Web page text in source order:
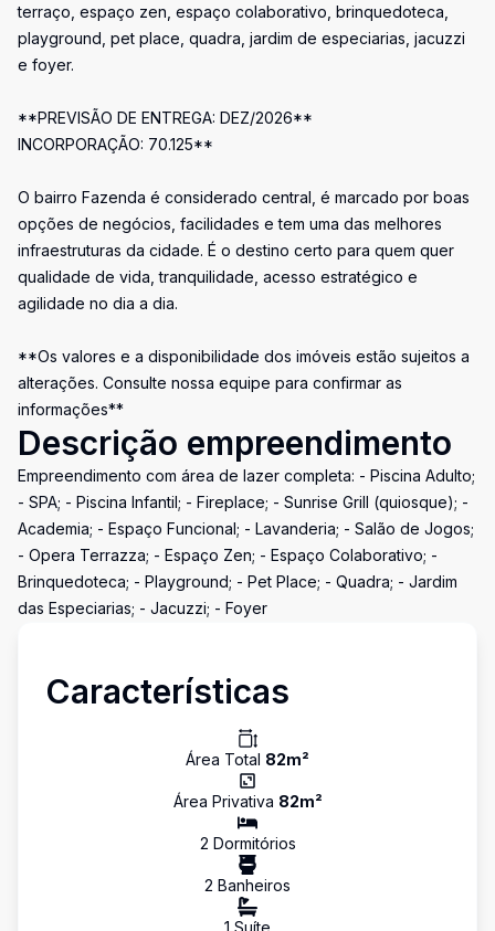
terraço, espaço zen, espaço colaborativo, brinquedoteca,
playground, pet place, quadra, jardim de especiarias, jacuzzi
e foyer.
**PREVISÃO DE ENTREGA: DEZ/2026**
INCORPORAÇÃO: 70.125**
O bairro Fazenda é considerado central, é marcado por boas
opções de negócios, facilidades e tem uma das melhores
infraestruturas da cidade. É o destino certo para quem quer
qualidade de vida, tranquilidade, acesso estratégico e
agilidade no dia a dia.
**Os valores e a disponibilidade dos imóveis estão sujeitos a
alterações. Consulte nossa equipe para confirmar as
informações**
Descrição empreendimento
Empreendimento com área de lazer completa: - Piscina Adulto;
- SPA; - Piscina Infantil; - Fireplace; - Sunrise Grill (quiosque); -
Academia; - Espaço Funcional; - Lavanderia; - Salão de Jogos;
- Opera Terrazza; - Espaço Zen; - Espaço Colaborativo; -
Brinquedoteca; - Playground; - Pet Place; - Quadra; - Jardim
das Especiarias; - Jacuzzi; - Foyer
Características
Área Total 82m²
Área Privativa 82m²
2 Dormitórios
2 Banheiros
1 Suíte